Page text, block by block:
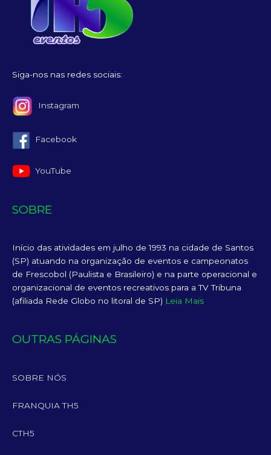
Siga-nos nas redes sociais:
Instagram
Facebook
YouTube
SOBRE
Início das atividades em julho de 1993 na cidade de Santos
(SP) atuando na organização de eventos e campeonatos
de Frescobol (Paulista e Brasileiro) e na parte operacional e
organizacional de eventos recreativos para a TV Tribuna
(afiliada Rede Globo no litoral de SP) Leia Mais
OUTRAS PÁGINAS
SOBRE NÓS
FRANQUIA TH5
CTH5